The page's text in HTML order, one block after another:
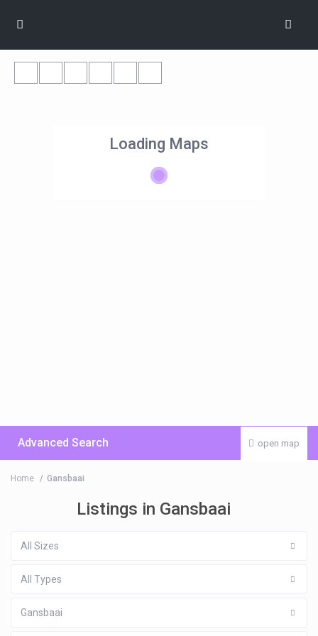
Loading Maps
open map
Advanced Search
Home Gansbaai
Listings in Gansbaai
All Sizes
All Types
Gansbaai